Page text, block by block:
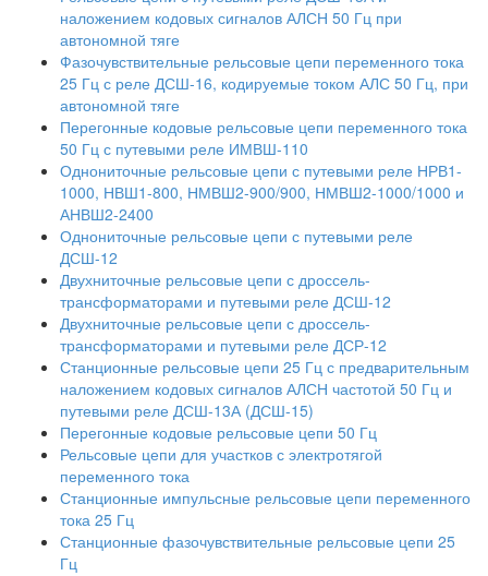
наложением кодовых сигналов АЛСН 50 Гц при
автономной тяге
Фазочувствительные рельсовые цепи переменного тока
25 Гц с реле ДСШ-16, кодируемые током АЛС 50 Гц, при
автономной тяге
Перегонные кодовые рельсовые цепи переменного тока
50 Гц с путевыми реле ИМВШ-110
Однониточные рельсовые цепи с путевыми реле НРВ1-
1000, НВШ1-800, НМВШ2-900/900, НМВШ2-1000/1000 и
АНВШ2-2400
Однониточные рельсовые цепи с путевыми реле
ДСШ-12
Двухниточные рельсовые цепи с дроссель-
трансформаторами и путевыми реле ДСШ-12
Двухниточные рельсовые цепи с дроссель-
трансформаторами и путевыми реле ДСР-12
Станционные рельсовые цепи 25 Гц с предварительным
наложением кодовых сигналов АЛСН частотой 50 Гц и
путевыми реле ДСШ-13А (ДСШ-15)
Перегонные кодовые рельсовые цепи 50 Гц
Рельсовые цепи для участков с электротягой
переменного тока
Станционные импульсные рельсовые цепи переменного
тока 25 Гц
Станционные фазочувствительные рельсовые цепи 25
Гц